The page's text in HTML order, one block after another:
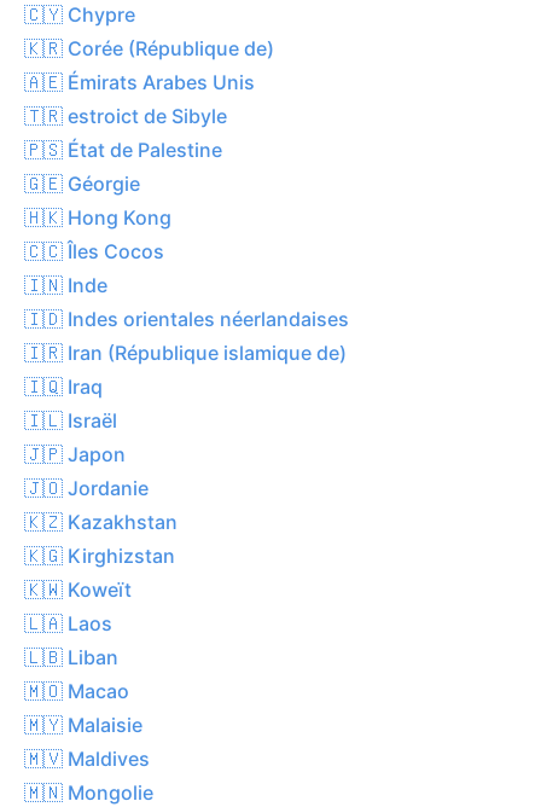
🇨🇾 Chypre
🇰🇷 Corée (République de)
🇦🇪 Émirats Arabes Unis
🇹🇷 estroict de Sibyle
🇵🇸 État de Palestine
🇬🇪 Géorgie
🇭🇰 Hong Kong
🇨🇨 Îles Cocos
🇮🇳 Inde
🇮🇩 Indes orientales néerlandaises
🇮🇷 Iran (République islamique de)
🇮🇶 Iraq
🇮🇱 Israël
🇯🇵 Japon
🇯🇴 Jordanie
🇰🇿 Kazakhstan
🇰🇬 Kirghizstan
🇰🇼 Koweït
🇱🇦 Laos
🇱🇧 Liban
🇲🇴 Macao
🇲🇾 Malaisie
🇲🇻 Maldives
🇲🇳 Mongolie